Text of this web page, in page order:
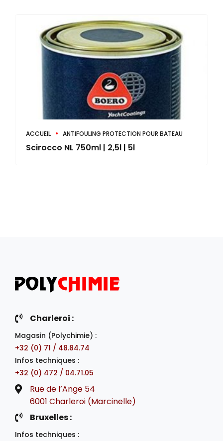
ACCUEIL ANTIFOULING PROTECTION POUR BATEAU
Scirocco NL 750ml | 2,5l | 5l
Charleroi :
Magasin (Polychimie) :
+32 (0) 71 / 48.84.74
Infos techniques :
+32 (0) 472 / 04.71.05
Rue de l’Ange 54
6001 Charleroi (Marcinelle)
Bruxelles :
Infos techniques :